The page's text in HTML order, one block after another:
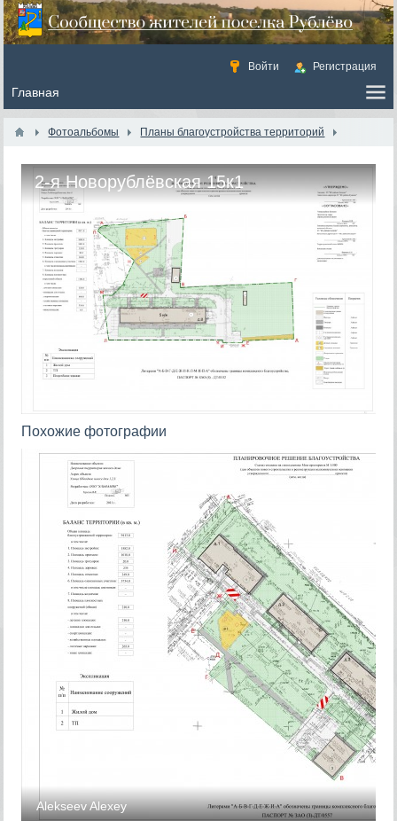
Войти Регистрация
Фотоальбомы Планы благоустройства территорий
2-я Новорублёвская 15к1
Похожие фотографии
Alekseev Alexey